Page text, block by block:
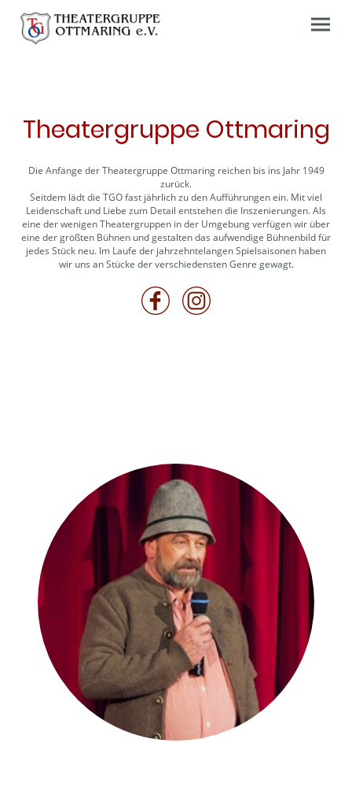
Theatergruppe Ottmaring
Die Anfänge der Theatergruppe Ottmaring reichen bis ins Jahr 1949
zurück.
Seitdem lädt die TGO fast jährlich zu den Aufführungen ein. Mit viel
Leidenschaft und Liebe zum Detail entstehen die Inszenierungen. Als
eine der wenigen Theatergruppen in der Umgebung verfügen wir über
eine der größten Bühnen und gestalten das aufwendige Bühnenbild für
jedes Stück neu. Im Laufe der jahrzehntelangen Spielsaisonen haben
wir uns an Stücke der verschiedensten Genre gewagt.